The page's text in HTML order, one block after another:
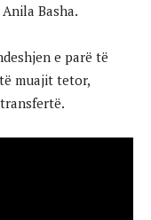
Basha.
e parë të
muajit tetor,